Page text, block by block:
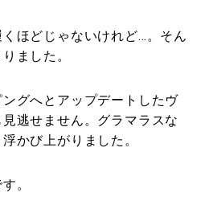
ほどじゃないけれど…。そん
ました。
グへとアップデートしたヴ
逃せません。グラマラスな
かび上がりました。
。